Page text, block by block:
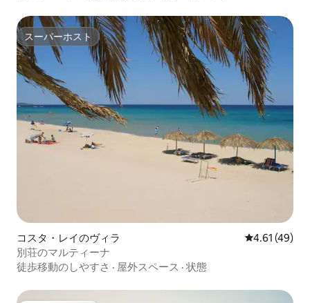
スーパーホスト
スーパーホスト
コスタ・レイのヴィラ レビュー49
4.61 (49)
別荘のマルティーナ
徒歩移動のしやすさ · 屋外スペース · 状態